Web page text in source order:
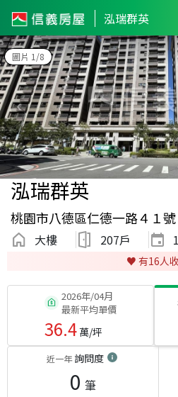
泓瑞群英
圖片 1/8
泓瑞群英
桃園市八德區仁德一路４１號
大樓 207戶
♥️ 有16人
2026年/04月
最新平均單價
36.4萬/坪
近一年詢問度
0 筆